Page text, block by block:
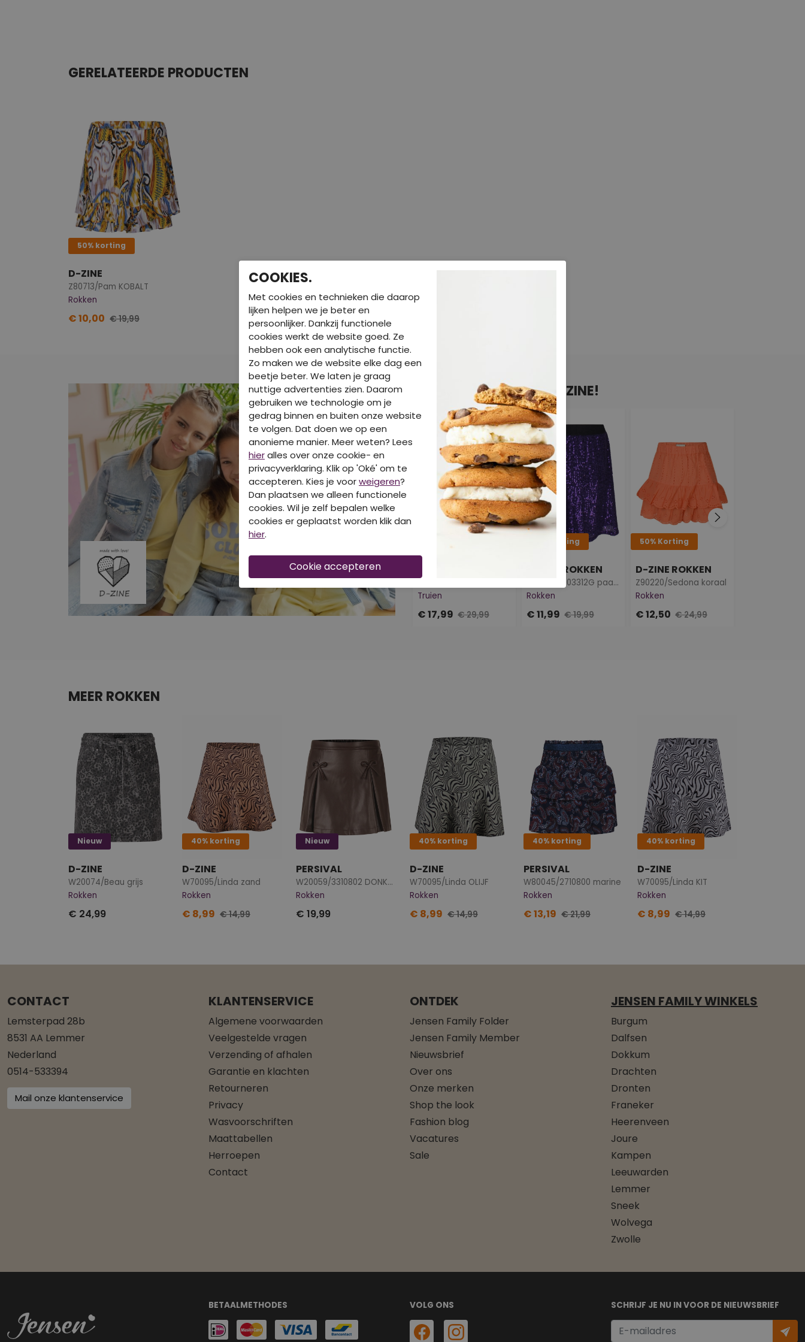
GERELATEERDE PRODUCTEN
50% korting
D-ZINE
Z80713/Pam KOBALT
Rokken
€ 10,00 € 19,99
DIT IS OOK LEUK VAN D-ZINE!
Truien
€ 17,99 € 29,99
40% korting
D-ZINE ROKKEN
W90583/703312G paars
Rokken
€ 11,99 € 19,99
50% Korting
D-ZINE ROKKEN
Z90220/Sedona koraal
Rokken
€ 12,50 € 24,99
MEER ROKKEN
Nieuw
D-ZINE
W20074/Beau grijs
Rokken
€ 24,99
40% korting
D-ZINE
W70095/Linda zand
Rokken
€ 8,99 € 14,99
Nieuw
PERSIVAL
W20059/3310802 DONKER BRUIN
Rokken
€ 19,99
40% korting
D-ZINE
W70095/Linda OLIJF
Rokken
€ 8,99 € 14,99
40% korting
PERSIVAL
W80045/2710800 marine
Rokken
€ 13,19 € 21,99
40% korting
D-ZINE
W70095/Linda KIT
Rokken
€ 8,99 € 14,99
CONTACT
Lemsterpad 28b
8531 AA Lemmer
Nederland
0514-533394
Mail onze klantenservice
KLANTENSERVICE
Algemene voorwaarden
Veelgestelde vragen
Verzending of afhalen
Garantie en klachten
Retourneren
Privacy
Wasvoorschriften
Maattabellen
Herroepen
Contact
ONTDEK
Jensen Family Folder
Jensen Family Member
Nieuwsbrief
Over ons
Onze merken
Shop the look
Fashion blog
Vacatures
Sale
JENSEN FAMILY WINKELS
Burgum
Dalfsen
Dokkum
Drachten
Dronten
Franeker
Heerenveen
Joure
Kampen
Leeuwarden
Lemmer
Sneek
Wolvega
Zwolle
BETAALMETHODES SCHRIJF JE NU IN VOOR DE NIEUWSBRIEF
VOLG ONS
COOKIES.
Met cookies en technieken die daarop
lijken helpen we je beter en
persoonlijker. Dankzij functionele
cookies werkt de website goed. Ze
hebben ook een analytische functie.
Zo maken we de website elke dag een
beetje beter. We laten je graag
nuttige advertenties zien. Daarom
gebruiken we technologie om je
gedrag binnen en buiten onze website
te volgen. Dat doen we op een
anonieme manier. Meer weten? Lees
hieralles over onze cookie- en
privacyverklaring. Klik op 'Oké' om te
accepteren. Kies je voorweigeren?
Dan plaatsen we alleen functionele
cookies. Wil je zelf bepalen welke
cookies er geplaatst worden klik dan
hier.